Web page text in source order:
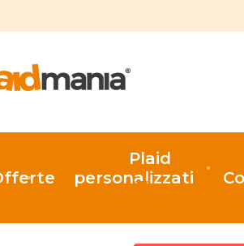
Plaid
personalizzati